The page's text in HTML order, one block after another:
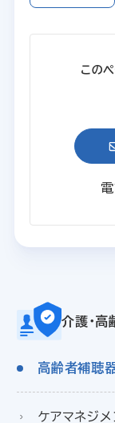
この
介護・高
高齢者補聴
ケアマネジ